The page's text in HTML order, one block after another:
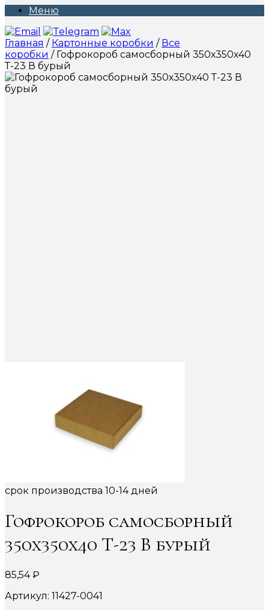
Меню
Главная / Картонные коробки / Все
коробки / Гофрокороб самосборный 350х350х40
Т-23 В бурый
срок производства 10-14 дней
Гофрокороб самосборный
350х350х40 Т-23 В бурый
85,54₽
Артикул: 11427-0041